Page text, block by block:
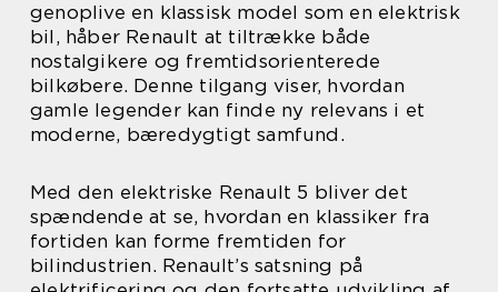
genoplive en klassisk model som en elektrisk
bil, håber Renault at tiltrække både
nostalgikere og fremtidsorienterede
bilkøbere. Denne tilgang viser, hvordan
gamle legender kan finde ny relevans i et
moderne, bæredygtigt samfund.
Med den elektriske Renault 5 bliver det
spændende at se, hvordan en klassiker fra
fortiden kan forme fremtiden for
bilindustrien. Renault’s satsning på